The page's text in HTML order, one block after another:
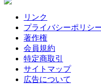
リンク
プライバシーポリシ
著作権
会員規約
特定商取引
サイトマップ
広告について